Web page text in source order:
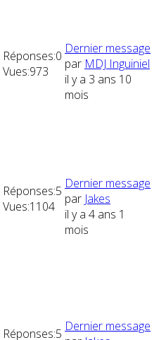
Réponses:0
Vues:973
Dernier message
par MDJ Inguiniel
il y a 3 ans 10
mois
Réponses:5
Vues:1104
Dernier message
par Jakes
il y a 4 ans 1
mois
Réponses:5 Dernier message